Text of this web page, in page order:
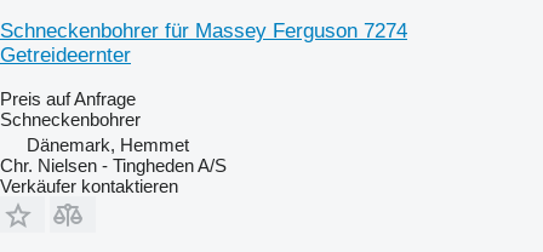
Schneckenbohrer für Massey Ferguson 7274
Getreideernter
Preis auf Anfrage
Schneckenbohrer
Dänemark, Hemmet
Chr. Nielsen - Tingheden A/S
Verkäufer kontaktieren